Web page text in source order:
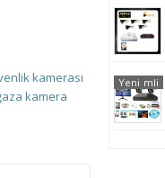
kamerası
kamera
İndirimli
Yeni